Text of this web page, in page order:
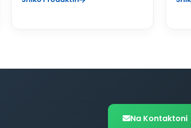
Na Kontaktoni